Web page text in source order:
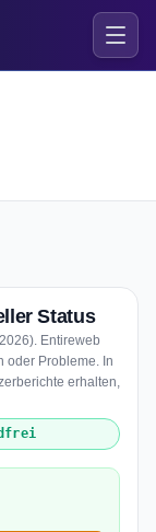
Status
Entireweb
oder Probleme. In
erhalten,